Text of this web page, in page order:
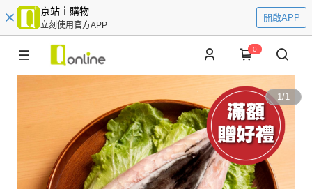
京站ｉ購物
立刻使用官方APP
開啟APP
0
1/1